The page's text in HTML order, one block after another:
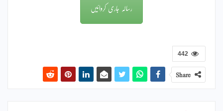
رسالہ جاری کروائیں
442
Share